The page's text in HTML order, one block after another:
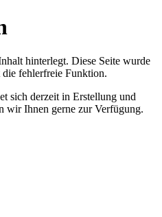
hinterlegt. Diese Seite wurde
die fehlerfreie Funktion.
sich derzeit in Erstellung und
wir Ihnen gerne zur Verfügung.